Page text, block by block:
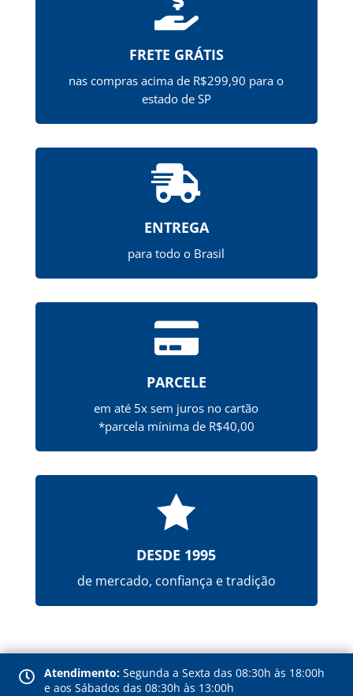

FRETE GRÁTIS
nas compras acima de R$299,90 para o
estado de SP

ENTREGA
para todo o Brasil

PARCELE
em até 5x sem juros no cartão
*parcela mínima de R$40,00

DESDE 1995
de mercado, confiança e tradição
 Atendimento: Segunda a Sexta das 08:30h às 18:00h
e aos Sábados das 08:30h às 13:00h